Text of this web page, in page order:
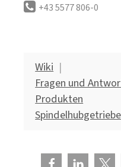
+43 5577 806-0
Wiki
Fragen und
Produkten
Spindelhubgetriebe